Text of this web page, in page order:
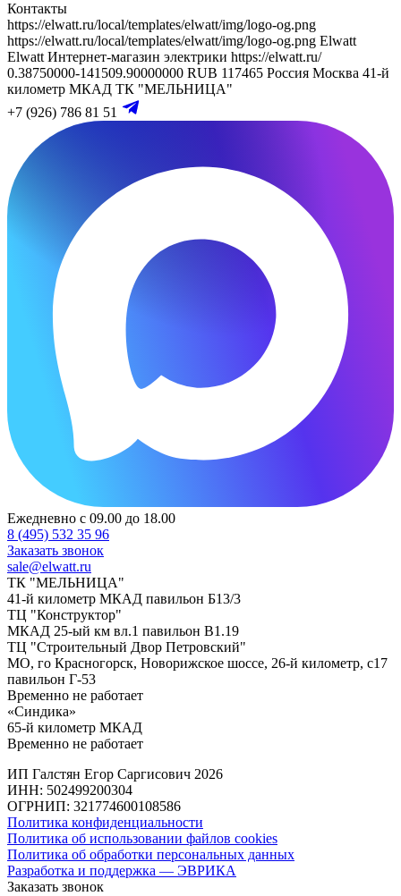
Контакты
https://elwatt.ru/local/templates/elwatt/img/logo-og.png
https://elwatt.ru/local/templates/elwatt/img/logo-og.png Elwatt
Elwatt Интернет-магазин электрики https://elwatt.ru/
0.38750000-141509.90000000 RUB 117465 Россия Москва 41-й
километр МКАД ТК "МЕЛЬНИЦА"
+7 (926) 786 81 51
Ежедневно с 09.00 до 18.00
8 (495) 532 35 96
Заказать звонок
sale@elwatt.ru
ТК "МЕЛЬНИЦА"
41-й километр МКАД павильон Б13/3
ТЦ "Конструктор"
МКАД 25-ый км вл.1 павильон В1.19
ТЦ "Строительный Двор Петровский"
МО, го Красногорск, Новорижское шоссе, 26-й километр, с17
павильон Г-53
Временно не работает
«Синдика»
65-й километр МКАД
Временно не работает
ИП Галстян Егор Саргисович 2026
ИНН: 502499200304
ОГРНИП: 321774600108586
Политика конфиденциальности
Политика об использовании файлов cookies
Политика об обработки персональных данных
Разработка и поддержка — ЭВРИКА
Заказать звонок